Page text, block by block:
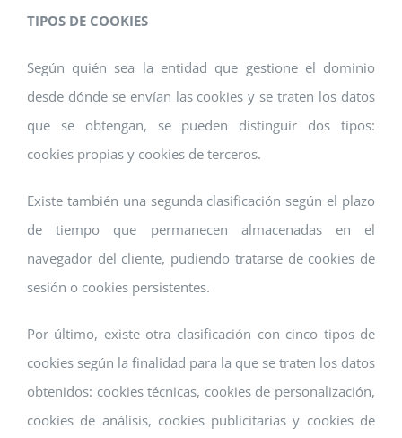
TIPOS DE COOKIES
Según quién sea la entidad que gestione el dominio
desde dónde se envían las cookies y se traten los datos
que se obtengan, se pueden distinguir dos tipos:
cookies propias y cookies de terceros.
Existe también una segunda clasificación según el plazo
de tiempo que permanecen almacenadas en el
navegador del cliente, pudiendo tratarse de cookies de
sesión o cookies persistentes.
Por último, existe otra clasificación con cinco tipos de
cookies según la finalidad para la que se traten los datos
obtenidos: cookies técnicas, cookies de personalización,
cookies de análisis, cookies publicitarias y cookies de